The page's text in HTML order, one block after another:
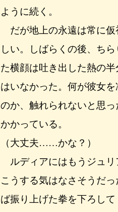
ように続く。
だが地上の永遠は常に仮
しい。しばらくの後、ち
た横顔は吐き出した熱の
はいなかった。何が彼女
のか、触れられないと思
かかっている。
（大丈夫……かな？）
ルディアにはもうジュリ
こうする気はなさそうだ
ば振り上げた拳を下ろし